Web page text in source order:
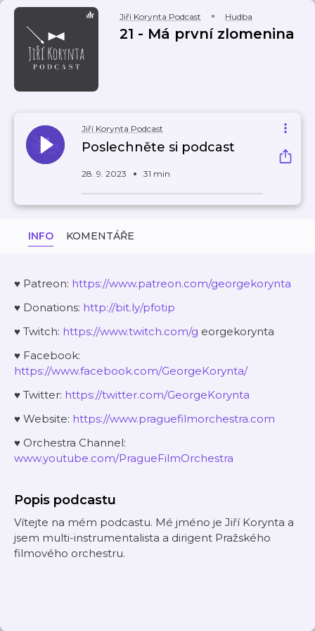
Jiří Korynta Podcast Hudba
21 - Má první zlomenina
Jiří Korynta Podcast
Poslechněte si podcast
28. 9. 2023 31 min
INFO KOMENTÁŘE
♥ Patreon: ⁠⁠⁠⁠⁠⁠⁠https://www.patreon.com/georgekorynta⁠⁠⁠⁠⁠⁠⁠
♥ Donations: ⁠⁠⁠⁠⁠⁠⁠http://bit.ly/pfotip⁠⁠⁠⁠⁠⁠⁠
♥ Twitch: ⁠⁠⁠⁠⁠⁠⁠https://www.twitch.com/g⁠⁠⁠⁠⁠⁠⁠ eorgekorynta
♥ Facebook:
⁠⁠⁠⁠⁠⁠⁠https://www.facebook.com/GeorgeKorynta/⁠⁠⁠⁠⁠⁠⁠
♥ Twitter: ⁠⁠⁠⁠⁠⁠⁠https://twitter.com/GeorgeKorynta⁠⁠⁠⁠⁠⁠⁠
♥ Website: ⁠⁠⁠⁠⁠⁠⁠https://www.praguefilmorchestra.com⁠⁠⁠⁠⁠⁠⁠
♥ Orchestra Channel:
⁠⁠⁠⁠⁠⁠⁠www.youtube.com/PragueFilmOrchestra⁠
Popis podcastu
Vítejte na mém podcastu. Mé jméno je Jiří Korynta a
jsem multi-instrumentalista a dirigent Pražského
filmového orchestru.